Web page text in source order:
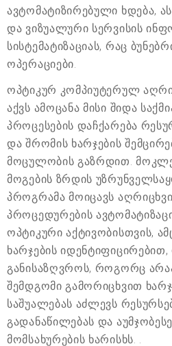
ავტომატიზირებული ხდება,
და ვიზუალური სერვისის
სისტემატიზაციას, რაც
ოპერაციები.
ოპტიკურ კომპიუტერულ
აქვს ამოცანა მისი შიდა
პროცესების დაჩქარება
და შრომის ხარჯების
მოცულობის გაზრდით.
მოგების ზრდის
პროგრამა მოიცავს
პროცედურების
ოპტიკური აქტივობისთვის,
ხარჯების
განისაზღვროს, როგორც
შემდგომი გამორიცხვით
საშუალებას აძლევს
გადანაწილებას და
მომსახურების ხარისხს. .